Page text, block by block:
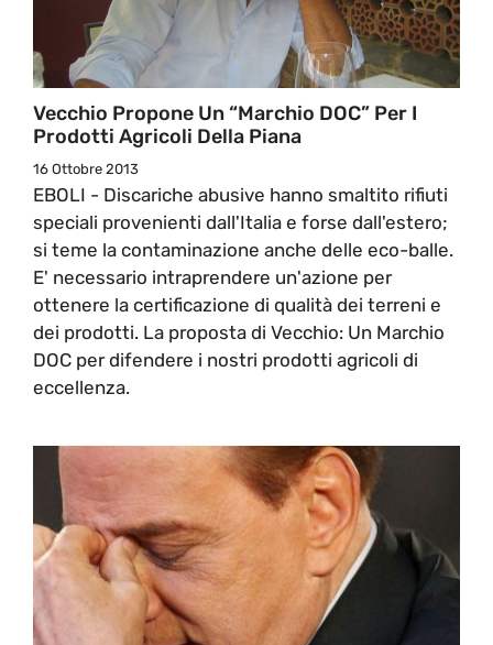
Vecchio Propone Un “Marchio DOC” Per I
Prodotti Agricoli Della Piana
16 Ottobre 2013
EBOLI - Discariche abusive hanno smaltito rifiuti
speciali provenienti dall'Italia e forse dall'estero;
si teme la contaminazione anche delle eco-balle.
E' necessario intraprendere un'azione per
ottenere la certificazione di qualità dei terreni e
dei prodotti. La proposta di Vecchio: Un Marchio
DOC per difendere i nostri prodotti agricoli di
eccellenza.